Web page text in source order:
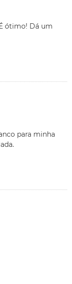
ótimo! Dá um
para minha